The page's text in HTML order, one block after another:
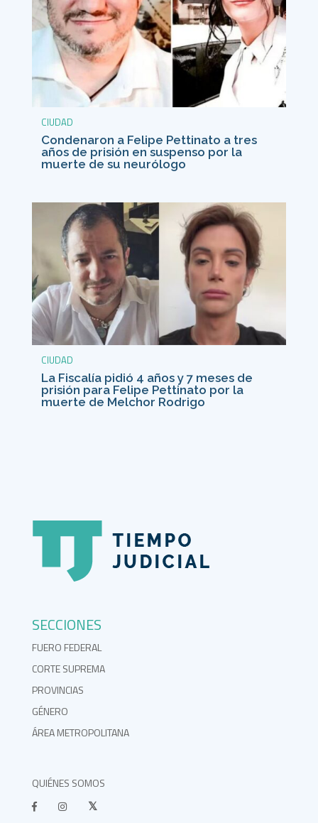
CIUDAD
Condenaron a Felipe Pettinato a tres
años de prisión en suspenso por la
muerte de su neurólogo
CIUDAD
La Fiscalía pidió 4 años y 7 meses de
prisión para Felipe Pettinato por la
muerte de Melchor Rodrigo
SECCIONES
FUERO FEDERAL
CORTE SUPREMA
PROVINCIAS
GÉNERO
ÁREA METROPOLITANA
QUIÉNES SOMOS